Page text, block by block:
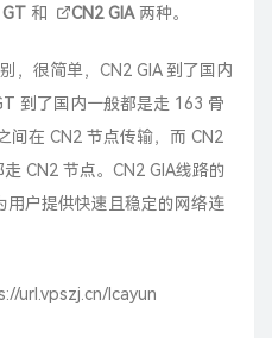
和 CN2 GIA两种。
，很简单，CN2 GIA 到了国内
到了国内一般都是走 163 骨
间在 CN2 节点传输，而 CN2
CN2 节点。CN2 GIA线路的
用户提供快速且稳定的网络连
url.vpszj.cn/lcayun